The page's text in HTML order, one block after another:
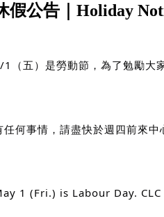
假公告｜Holiday
1（五）是勞動節，為了勉勵大
任何事情，請盡快於週四前來中
1 (Fri.) is Labour Day.